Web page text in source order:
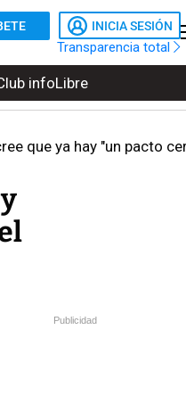
INICIA SESIÓN
Transparencia total
infoLibre
que ya hay "un pacto
Publicidad